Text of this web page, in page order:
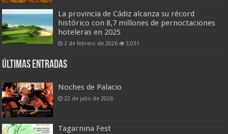
La provincia de Cádiz alcanza su récord
histórico con 8,7 millones de pernoctaciones
hoteleras en 2025
2 de febrero de 2026 3,031
Últimas entradas
Noches de Palacio
22 de julio de 2026
Tagarnina Fest